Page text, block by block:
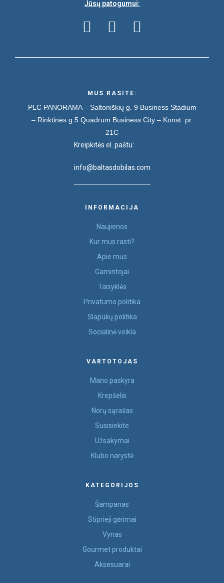
Jūsų patogumui:
MUS RASITE:
PLC PANORAMA – Saltoniškių g. 9 Business Stadium
– Rinktinės g.5 Quadrum Business City – Konst. pr.
21C
Kreipkitės el. paštu:
info@baltasdobilas.com
INFORMACIJA
Naujienos
Kur mus rasti?
Apie mus
Gamintojai
Taisyklės
Privatumo politika
Slapukų politika
Socialinė veikla
VARTOTOJAS
Mano paskyra
Krepšelis
Norų sąrašas
Susisiekite
Užsakymai
Klubo narystė
KATEGORIJOS
Šampanas
Stiprieji gėrimai
Vynas
Gourmet produktai
Aksesuarai